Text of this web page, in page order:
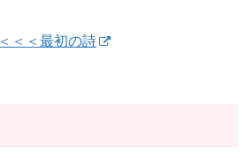
＜＜＜最初の詩